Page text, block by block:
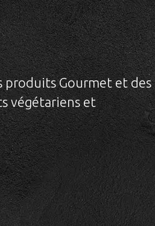
produits Gourmet et des
végétariens et